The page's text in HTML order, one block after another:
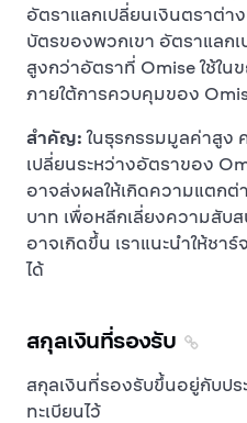
อัตราแลกเปลี่ยนเงินตราต่า
บัตรของพวกเขา อัตราแลก
สูงกว่าอัตราที่ Omise ใช้ใน
ภายใต้การควบคุมของ
สำคัญ: ในธุรกรรมมูลค่าสูง
เปลี่ยนระหว่างอัตราของ
อาจส่งผลให้เกิดความแตก
บาท เพื่อหลีกเลี่ยงความสับ
อาจเกิดขึ้น เราแนะนำให้ชา
ได้
สกุลเงินที่รองรับ
สกุลเงินที่รองรับขึ้นอยู่กับป
ทะเบียนไว้